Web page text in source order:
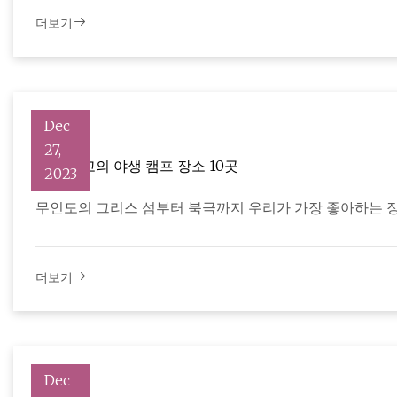
더보기
Dec
27,
2023
유럽 ​​최고의 야생 캠프 장소 10곳
무인도의 그리스 섬부터 북극까지 우리가 가장 좋아하는
더보기
Dec